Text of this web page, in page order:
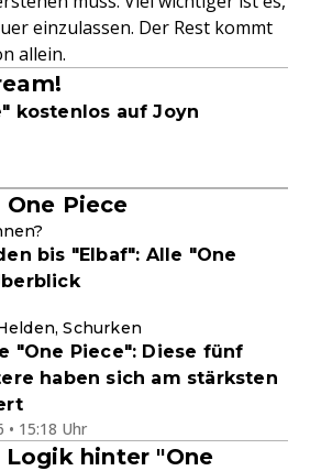
einzulassen. Der Rest kommt
allein.
kostenlos auf Joyn
Piece
bis "Elbaf": Alle "One
Schurken
"One Piece": Diese fünf
haben sich am stärksten
• 15:18 Uhr
hinter "One